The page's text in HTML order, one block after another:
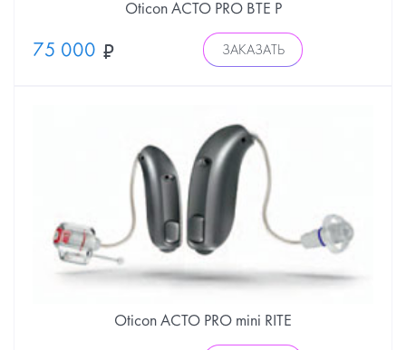
Oticon ACTO PRO BTE P
75 000 ЗАКАЗАТЬ
Oticon ACTO PRO mini RITE